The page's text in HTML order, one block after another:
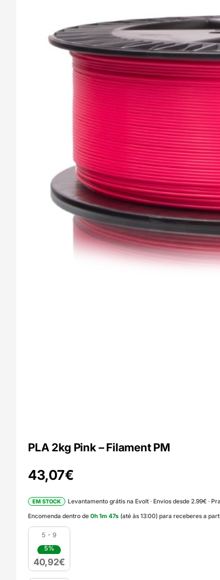
PLA 2kg Pink – Filament PM
43,07€
EM STOCK
Levantamento grátis na Evolt · Envios desde 2.99€ ·
Encomenda dentro de0h1m46s(até às 13:00) para receberes a
5 - 9
5%
40,92€